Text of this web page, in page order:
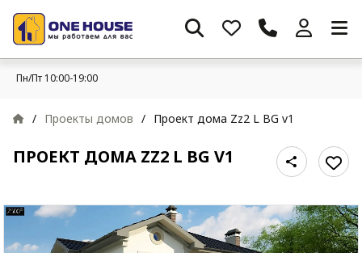
Пн/Пт 10:00-19:00
/ Проекты домов / Проект дома Zz2 L BG v1
ПРОЕКТ ДОМА ZZ2 L BG V1